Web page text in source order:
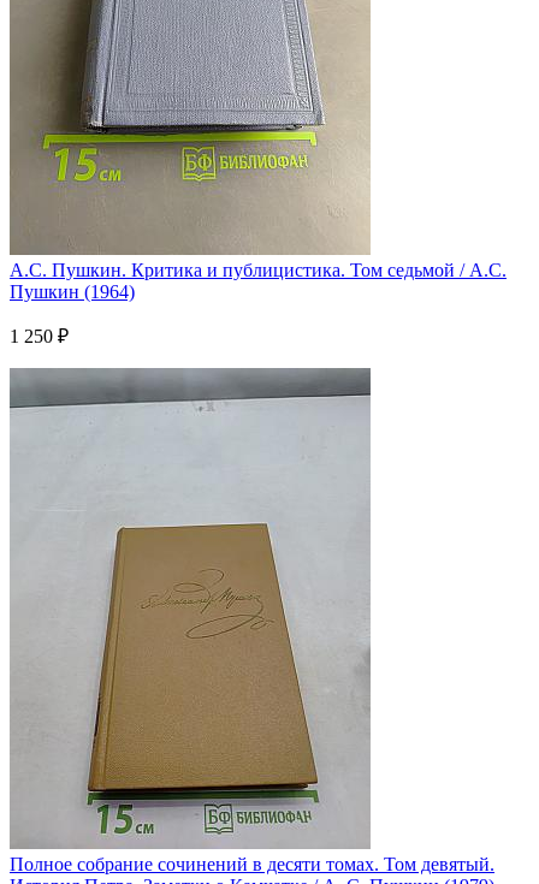
А.С. Пушкин. Критика и публицистика. Том седьмой / А.С.
Пушкин (1964)
1 250 ₽
Полное собрание сочинений в десяти томах. Том девятый.